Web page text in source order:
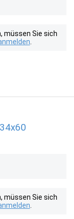
müssen Sie sich
müssen Sie sich